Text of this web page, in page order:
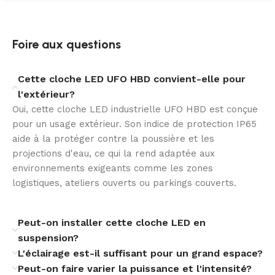
d’installation ou les périodes d’activité. Cette
optimisant la consommation.
Le système non flicker améliore le confort visuel et
limite les variations perceptibles, un atout appréciable
dans les environnements professionnels où la qualité
de lumière compte autant que la puissance.
Détection intégrée
LED s’adapte aux besoins d’éclairage ponctuel. La
plage de détection de 4 m à 8 m et la sensibilité
réglable de 5 Lux à 300 Lux permettent un
fonctionnement plus pertinent selon l’environnement.
Foire aux questions
Cette cloche LED UFO HBD convient-elle pour
l'extérieur?
Oui, cette cloche LED industrielle UFO HBD est conçue
pour un usage extérieur. Son indice de protection IP65
aide à la protéger contre la poussière et les
projections d'eau, ce qui la rend adaptée aux
environnements exigeants comme les zones
logistiques, ateliers ouverts ou parkings couverts.
Peut-on installer cette cloche LED en
suspension?
L'éclairage est-il suffisant pour un grand espace?
Peut-on faire varier la puissance et l'intensité?